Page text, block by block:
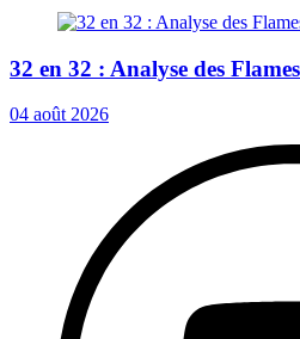
32 en 32 : Analyse des
04 août 2026